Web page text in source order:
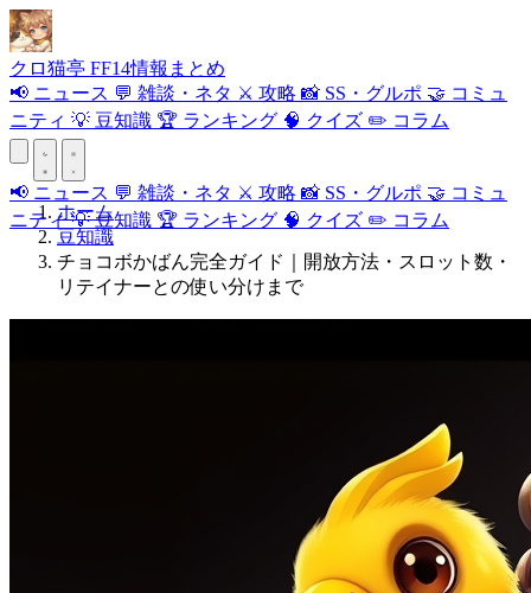
クロ猫亭 FF14情報まとめ
📢 ニュース 💬 雑談・ネタ ⚔️ 攻略 📸 SS・グルポ 🤝 コミュ
ニティ 💡 豆知識 🏆 ランキング 🧠 クイズ ✏️ コラム
📢 ニュース 💬 雑談・ネタ ⚔️ 攻略 📸 SS・グルポ 🤝 コミュ
ニティ💡豆知識 🏆 ランキング 🧠 クイズ ✏️ コラム
ホーム
豆知識
チョコボかばん完全ガイド｜開放方法・スロット数・
リテイナーとの使い分けまで